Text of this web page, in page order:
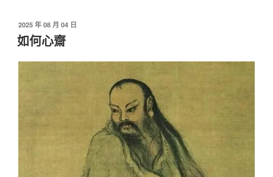
發
佈
於
2025 年 08 月 04 日
如何心齋